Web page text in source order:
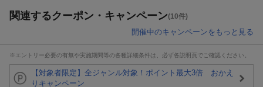
関連するクーポン・キャンペーン(10件)
開催中のキャンペーンをもっと見る
※エントリー必要の有無や実施期間等の各種詳細条件は、必ず各説明頁でご確認ください。
【対象者限定】全ジャンル対象！ポイント最大3倍 おかえ
りキャンペーン